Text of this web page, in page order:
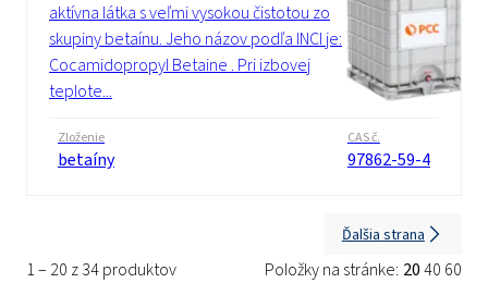
aktívna látka s veľmi vysokou čistotou zo
skupiny betaínu. Jeho názov podľa INCI je:
Cocamidopropyl Betaine . Pri izbovej
teplote...
Zloženie
betaíny
CAS č.
97862-59-4
1 – 20 z 34 produktov Položky na stránke: 2040 60
Ďalšia strana